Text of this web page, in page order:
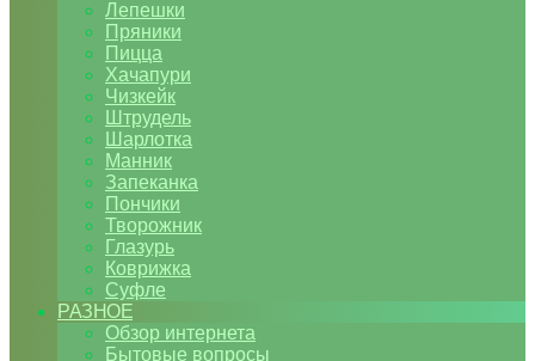
Лепешки
Пряники
Пицца
Хачапури
Чизкейк
Штрудель
Шарлотка
Манник
Запеканка
Пончики
Творожник
Глазурь
Коврижка
Суфле
РАЗНОЕ
Обзор интернета
Бытовые вопросы